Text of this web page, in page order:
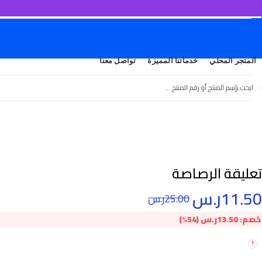
المتجر المحلي خدماتنا المميزة تواصل معنا
تعليقة الرصاصة
11.50ر.س25.00ر.س
خصم:13.50ر.س(54%)